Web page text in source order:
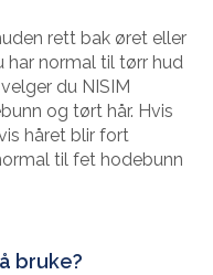
rett bak øret eller
har normal til tørr hud
du NISIM
og tørt hår. Hvis
håret blir fort
til fet hodebunn
bruke?